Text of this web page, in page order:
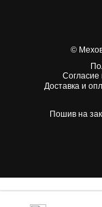
©
Согласие
Доставка и
Пошив на